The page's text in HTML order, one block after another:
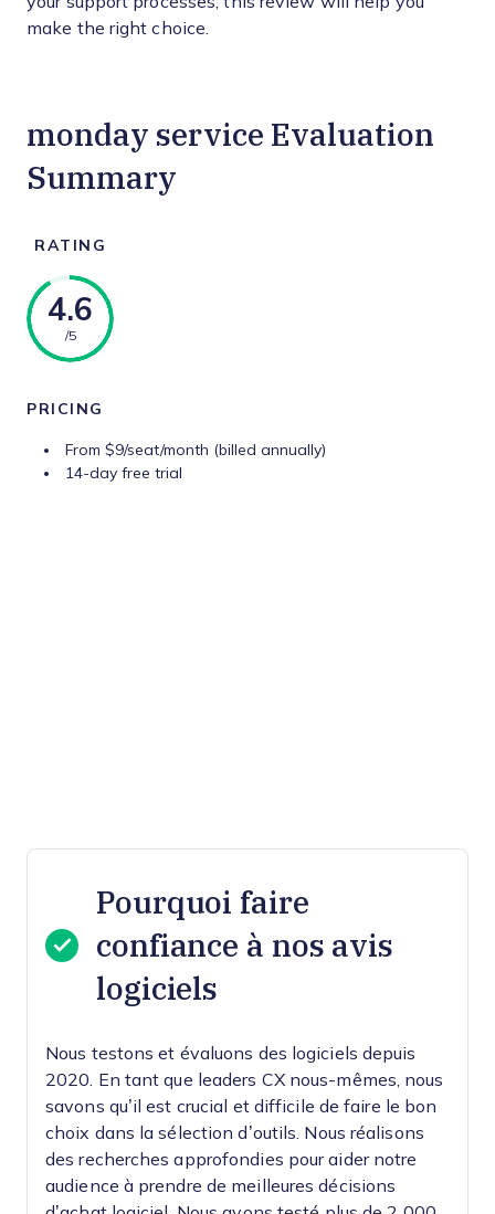
make the right choice.
monday service Evaluation
Summary
RATING
4.6
/5
PRICING
From $9/seat/month (billed annually)
14-day free trial
Pourquoi faire
confiance à nos avis
logiciels
Nous testons et évaluons des logiciels depuis
2020. En tant que leaders CX nous-mêmes, nous
savons qu’il est crucial et difficile de faire le bon
choix dans la sélection d’outils. Nous réalisons
des recherches approfondies pour aider notre
audience à prendre de meilleures décisions